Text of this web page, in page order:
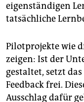
eigenständigen
tatsächliche
Pilotprojekte wie
zeigen: Ist der
gestaltet, setzt
Feedback frei.
Ausschlag dafür